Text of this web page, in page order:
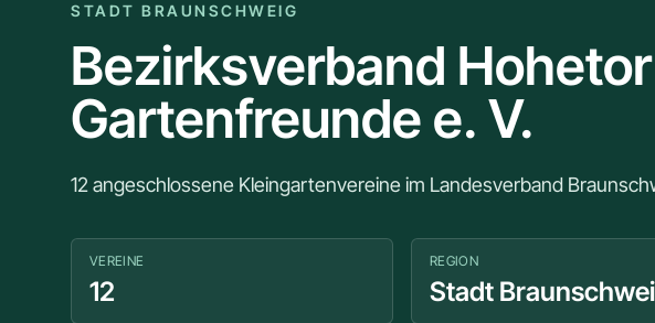
STADT BRAUNSCHWEIG
Bezirksverband
Gartenfreunde e. V.
12 angeschlossene Kleingartenvereine im Landesverband
VEREINE
12
REGION
Stadt